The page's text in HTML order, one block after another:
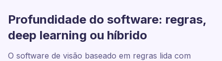
Profundidade do software: regras,
deep learning ou híbrido
O software de visão baseado em regras lida com